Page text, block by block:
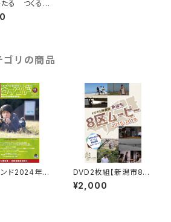
る つくる
画130年史
ゴリの商品
ド2024年11
DVD2枚組【新潟市8区
ムービー 2015-2019】
制作：にいがた映画塾
¥2,000